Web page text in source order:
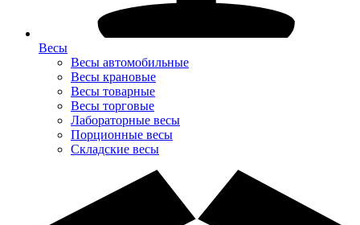
Весы
Весы автомобильные
Весы крановые
Весы товарные
Весы торговые
Лабораторные весы
Порционные весы
Складские весы